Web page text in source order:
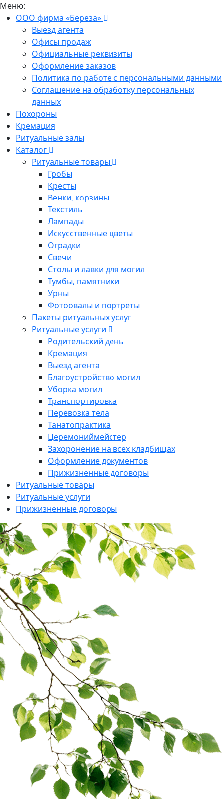
Меню:
ООО фирма «Береза»
Выезд агента
Офисы продаж
Официальные реквизиты
Оформление заказов
Политика по работе с персональными данными
Соглашение на обработку персональных
данных
Похороны
Кремация
Ритуальные залы
Каталог
Ритуальные товары
Гробы
Кресты
Венки, корзины
Текстиль
Лампады
Искусственные цветы
Оградки
Свечи
Столы и лавки для могил
Тумбы, памятники
Урны
Фотоовалы и портреты
Пакеты ритуальных услуг
Ритуальные услуги
Родительский день
Кремация
Выезд агента
Благоустройство могил
Уборка могил
Транспортировка
Перевозка тела
Танатопрактика
Церемониймейстер
Захоронение на всех кладбищах
Оформление документов
Прижизненные договоры
Ритуальные товары
Ритуальные услуги
Прижизненные договоры